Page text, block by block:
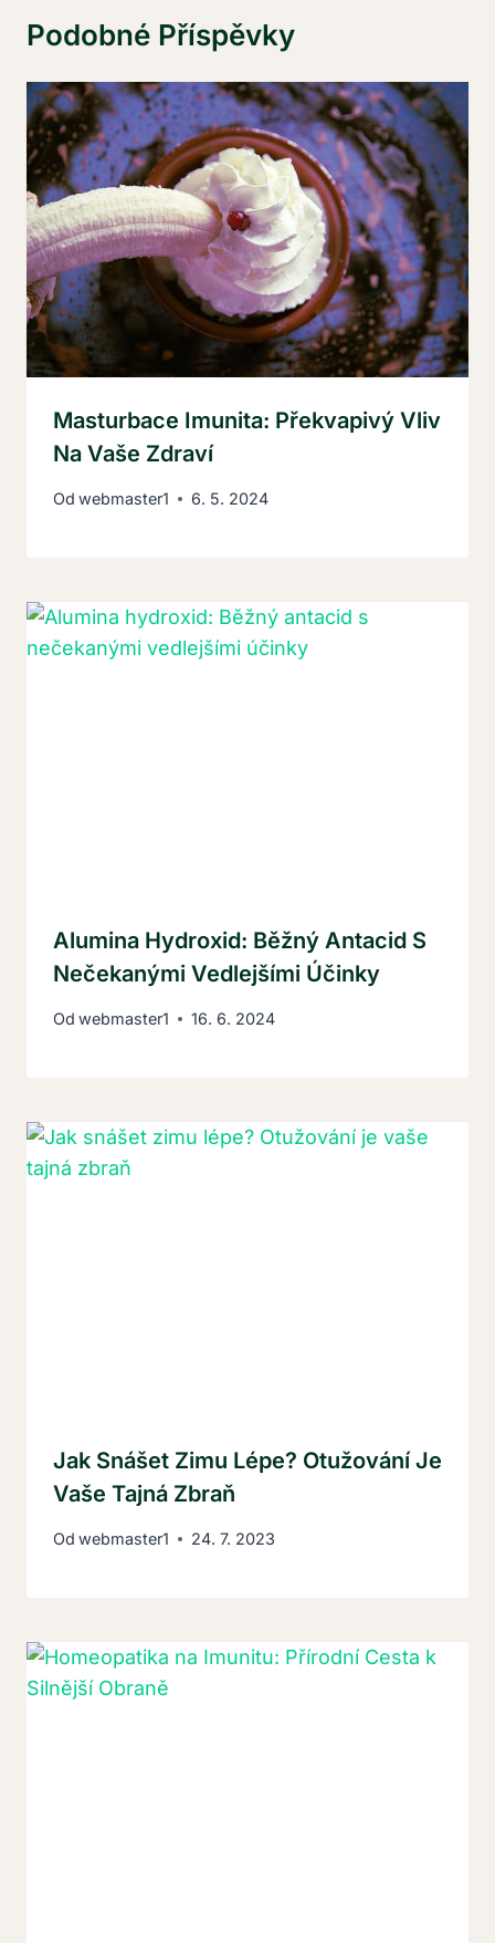
Podobné Příspěvky
Masturbace Imunita: Překvapivý Vliv
Na Vaše Zdraví
Od webmaster1 6. 5. 2024
Alumina Hydroxid: Běžný Antacid S
Nečekanými Vedlejšími Účinky
Od webmaster1 16. 6. 2024
Jak Snášet Zimu Lépe? Otužování Je
Vaše Tajná Zbraň
Od webmaster1 24. 7. 2023